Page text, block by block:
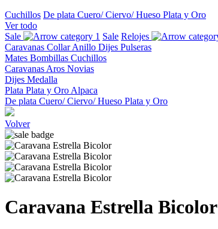
Cuchillos De plata Cuero/ Ciervo/ Hueso Plata y Oro
Ver todo
Sale
Sale Relojes
Caravanas CollarAnillo Dijes Pulseras
Mates Bombillas Cuchillos
Caravanas Aros Novias
Dijes Medalla
Plata Plata y Oro Alpaca
De plata Cuero/ Ciervo/ Hueso Plata y Oro
Volver
Caravana Estrella Bicolor